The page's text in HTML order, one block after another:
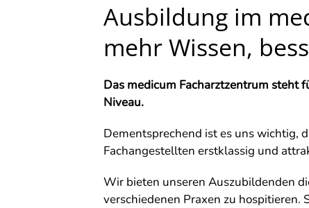
Ausbildung im
mehr Wissen,
Das medicum Facharztzentrum steht
Niveau.
Dementsprechend ist es uns wichtig,
Fachangestellten erstklassig und
Wir bieten unseren Auszubildenden
verschiedenen Praxen zu hospitieren.